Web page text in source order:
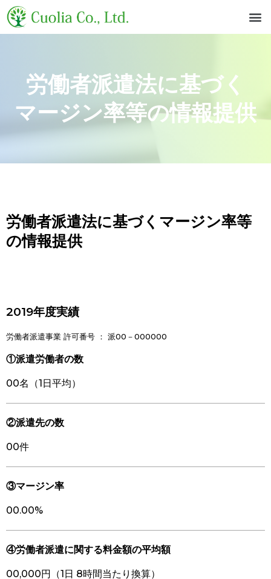
労働者派遣法に基づく
マージン率等の情報提供
労働者派遣法に基づくマージン率等
の情報提供
2019年度実績
労働者派遣事業 許可番号 ： 派00－000000
①派遣労働者の数
00名（1日平均）
②派遣先の数
00件
③マージン率
00.00%
④労働者派遣に関する料金額の平均額
00,000円（1日 8時間当たり換算）